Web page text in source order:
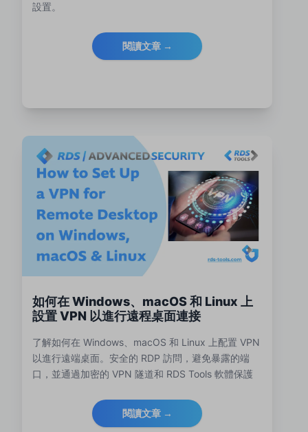
設置。
閱讀文章 →
如何在 Windows、macOS 和 Linux 上
設置 VPN 以進行遠程桌面連接
了解如何在 Windows、macOS 和 Linux 上配置 VPN
以進行遠端桌面。安全的 RDP 訪問，避免暴露的端
口，並通過加密的 VPN 隧道和 RDS Tools 軟體保護
閱讀文章 →